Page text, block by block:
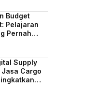
Budget
Pelajaran
Pernah
Supply
Cargo